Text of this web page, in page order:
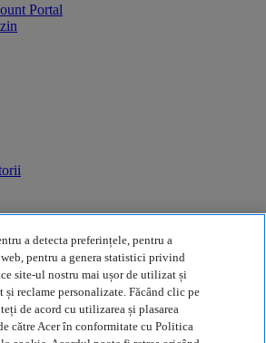
Portal
a corporației
a produselor
a detecta preferințele, pentru a
pentru a genera statistici privind
site-ul nostru mai ușor de utilizat și
reclame personalizate. Făcând clic pe
de acord cu utilizarea și plasarea
către Acer în conformitate cu Politica